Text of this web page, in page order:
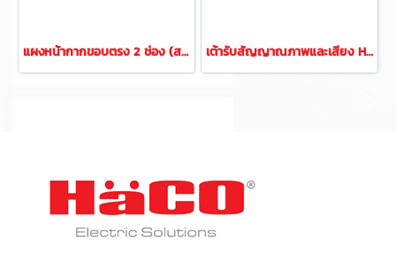
แผงหน้ากากขอบตรง 2 ช่อง (สแตนเลส) เต้ารับสัญญาณภาพและเสียง HDMI